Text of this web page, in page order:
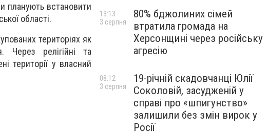
планують встановити
області.
територіях як
Через релігійні та
території у власний
80% бджолиних сімей
втратила громада на
Херсонщині через російську
агресію
13:13
3 серпня
19-річній скадовчанці Юлії
Соколовій, засудженій у
справі про «шпигунство»
залишили без змін вирок у
Росії
08:12
3 серпня